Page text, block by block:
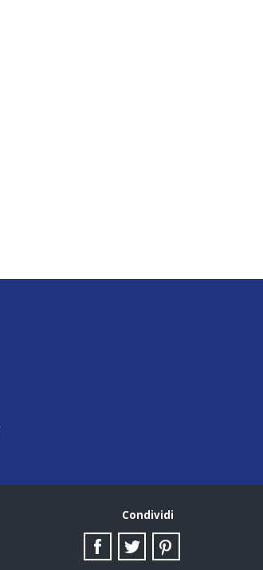
Condividi